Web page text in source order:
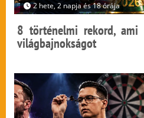
2 hete, 2 napja és 18 órája
8 történelmi rekord, ami
világbajnokságot